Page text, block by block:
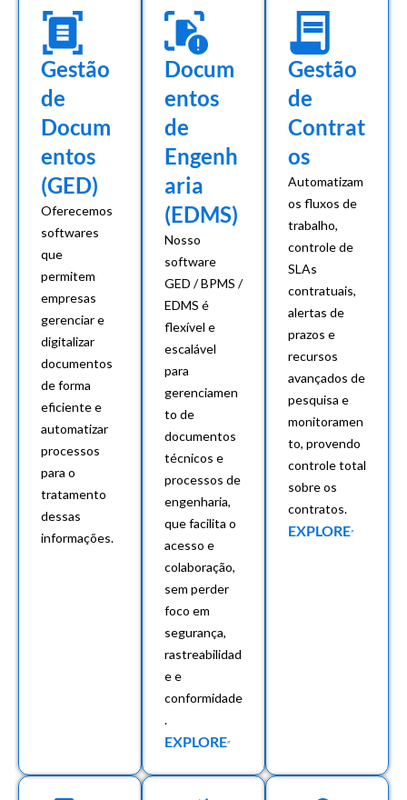
Gestão
de
Docum
entos
(GED)
Oferecemos
softwares
que
permitem
empresas
gerenciar e
digitalizar
documentos
de forma
eficiente e
automatizar
processos
para o
tratamento
dessas
informações.
Docum
entos
de
Engenh
aria
(EDMS)
Nosso
software
GED / BPMS /
EDMS é
flexível e
escalável
para
gerenciamen
to de
documentos
técnicos e
processos de
engenharia,
que facilita o
acesso e
colaboração,
sem perder
foco em
segurança,
rastreabilidad
e e
conformidade
.
EXPLORE
Gestão
de
Contrat
os
Automatizam
os fluxos de
trabalho,
controle de
SLAs
contratuais,
alertas de
prazos e
recursos
avançados de
pesquisa e
monitoramen
to, provendo
controle total
sobre os
contratos.
EXPLORE